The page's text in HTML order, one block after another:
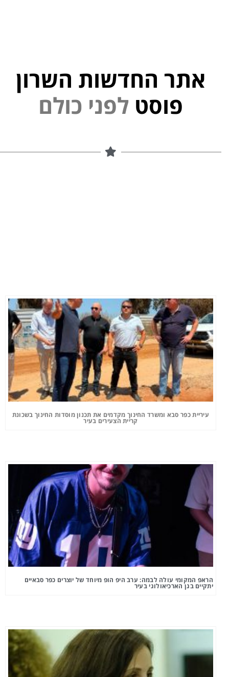
אתר החדשות השרון
פוסט
ל ם
עיריית כפר סבא ומשרד החינוך מקדמים את תכנון מוסדות החינוך בשכונת
קריית הצעירים בעיר
הראפ המקומי עולה לבמה: ערב היפ הופ מיוחד של יוצרים כפר סבאיים
יתקיים בגן הארכיאולוגי בעיר